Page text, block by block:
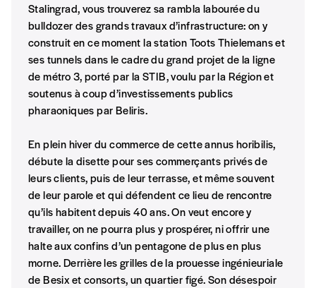
Stalingrad, vous trouverez sa rambla labourée du
bulldozer des grands travaux d’infrastructure: on y
construit en ce moment la station Toots Thielemans et
ses tunnels dans le cadre du grand projet de la ligne
de métro 3, porté par la STIB, voulu par la Région et
soutenus à coup d’investissements publics
pharaoniques par Beliris.
En plein hiver du commerce de cette annus horibilis,
débute la disette pour ses commerçants privés de
leurs clients, puis de leur terrasse, et même souvent
de leur parole et qui défendent ce lieu de rencontre
qu’ils habitent depuis 40 ans. On veut encore y
travailler, on ne pourra plus y prospérer, ni offrir une
halte aux confins d’un pentagone de plus en plus
morne. Derrière les grilles de la prouesse ingénieuriale
de Besix et consorts, un quartier figé. Son désespoir